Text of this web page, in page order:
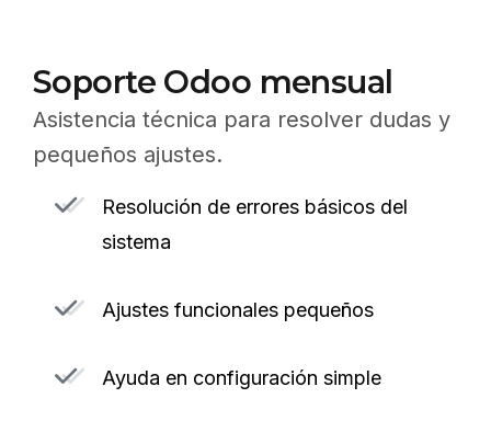
Soporte Odoo mensual
Asistencia técnica para resolver dudas y
pequeños ajustes.
Resolución de errores básicos del
sistema
Ajustes funcionales pequeños
Ayuda en configuración simple